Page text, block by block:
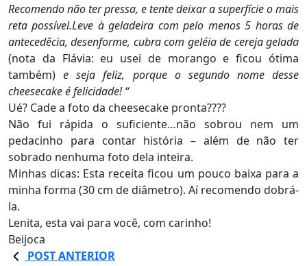
Recomendo não ter pressa, e tente deixar a superfície o mais
reta possível.Leve à geladeira com pelo menos 5 horas de
antecedêcia, desenforme, cubra com geléia de cereja gelada
(nota da Flávia: eu usei de morango e ficou ótima
também)e seja feliz, porque o segundo nome desse
cheesecake é felicidade! “
Ué? Cade a foto da cheesecake pronta????
Não fui rápida o suficiente…não sobrou nem um
pedacinho para contar história – além de não ter
sobrado nenhuma foto dela inteira.
Minhas dicas: Esta receita ficou um pouco baixa para a
minha forma (30 cm de diâmetro). Aí recomendo dobrá-
la.
Lenita, esta vai para você, com carinho!
Beijoca
POST ANTERIOR